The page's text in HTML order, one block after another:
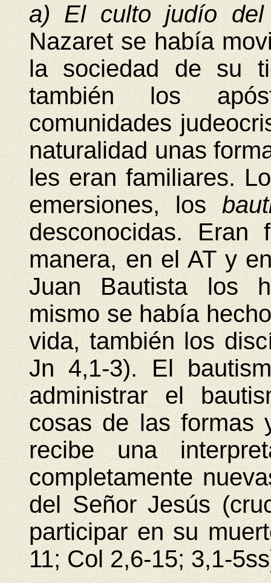
a) El culto judío
Nazaret se había
la sociedad de su
también los
comunidades
naturalidad unas
les eran familiares.
emersiones, los
desconocidas.
manera, en el AT y
Juan Bautista los
mismo se había
vida, también los
Jn 4,1-3). El
administrar el
cosas de las formas
recibe una
completamente
del Señor Jesús
participar en su
11; Col 2,6-15; 3,1-